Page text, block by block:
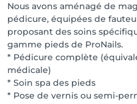
✂️ Un espace barber :
barbe et rasages
📍 Situé au Centre
Beauté vous invite à vivre
globale, entre expertise et
ambiance chaleureuse et
Nous parlons
Nous avons aménagé de
pédicure, équipées de
proposant des soins
gamme pieds de ProNails.
* Pédicure complète
médicale)
* Soin spa des pieds
* Pose de vernis ou semi-